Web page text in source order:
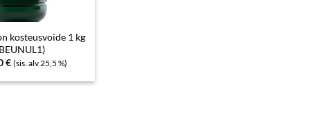
kosteusvoide 1 kg
€ (sis. alv 25,5 %)